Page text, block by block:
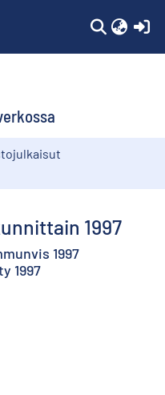
1997
1997
1997